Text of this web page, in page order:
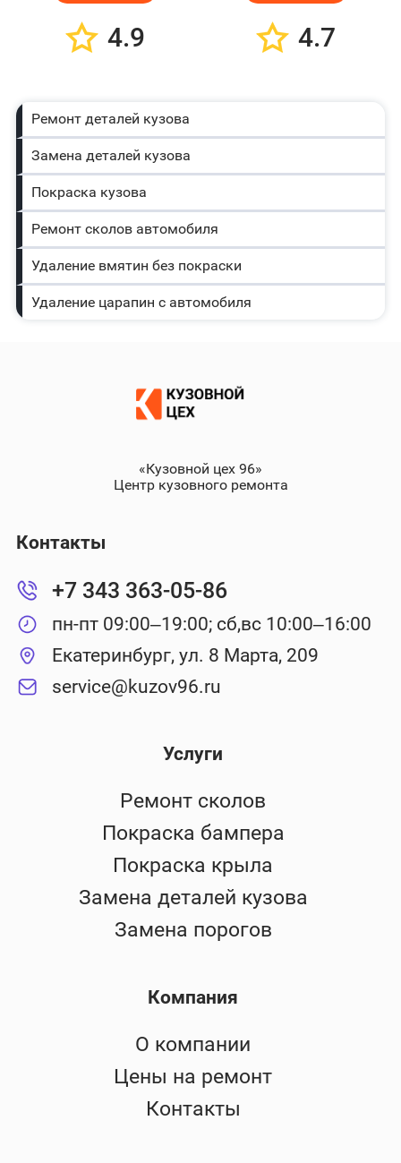
4.9 4.7
Ремонт деталей кузова
Замена деталей кузова
Покраска кузова
Ремонт сколов автомобиля
Удаление вмятин без покраски
Удаление царапин с автомобиля
«Кузовной цех 96»
Центр кузовного ремонта
Услуги
Ремонт сколов
Покраска бампера
Покраска крыла
Замена деталей кузова
Замена порогов
Компания
О компании
Цены на ремонт
Контакты
Контакты
+7 343 363-05-86
пн-пт 09:00–19:00; сб,вс 10:00–16:00
Екатеринбург, ул. 8 Марта, 209
service@kuzov96.ru